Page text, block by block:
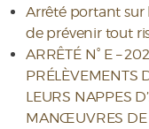
Arrêté portant sur
de prévenir tout
ARRÊTÉ N° E –
PRÉLÈVEMENTS
LEURS NAPPES
MANŒUVRES DE